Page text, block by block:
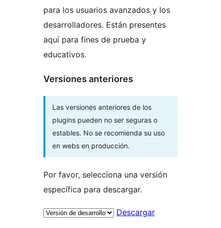
para los usuarios avanzados y los
desarrolladores. Están presentes
aquí para fines de prueba y
educativos.
Versiones anteriores
Las versiones anteriores de los
plugins pueden no ser seguras o
estables. No se recomienda su uso
en webs en producción.
Por favor, selecciona una versión
específica para descargar.
Descargar